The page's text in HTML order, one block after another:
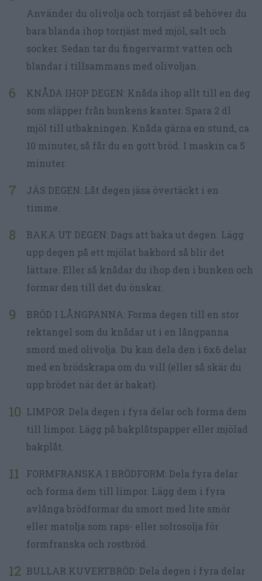
Använder du olivolja och torrjäst så behöver du
bara blanda ihop torrjäst med mjöl, salt och
socker. Sedan tar du fingervarmt vatten och
blandar i tillsammans med olivoljan.
KNÅDA IHOP DEGEN: Knåda ihop allt till en deg
som släpper från bunkens kanter. Spara 2 dl
mjöl till utbakningen. Knåda gärna en stund, ca
10 minuter, så får du en gott bröd. I maskin ca 5
minuter.
JÄS DEGEN: Låt degen jäsa övertäckt i en
timme.
BAKA UT DEGEN: Dags att baka ut degen. Lägg
upp degen på ett mjölat bakbord så blir det
lättare. Eller så knådar du ihop den i bunken och
formar den till det du önskar.
BRÖD I LÅNGPANNA: Forma degen till en stor
rektangel som du knådar ut i en långpanna
smord med olivolja. Du kan dela den i 6x6 delar
med en brödskrapa om du vill (eller så skär du
upp brödet när det är bakat).
LIMPOR: Dela degen i fyra delar och forma dem
till limpor. Lägg på bakplåtspapper eller mjölad
bakplåt.
FORMFRANSKA I BRÖDFORM: Dela fyra delar
och forma dem till limpor. Lägg dem i fyra
avlånga brödformar du smort med lite smör
eller matolja som raps- eller solrosolja för
formfranska och rostbröd.
BULLAR KUVERTBRÖD: Dela degen i fyra delar